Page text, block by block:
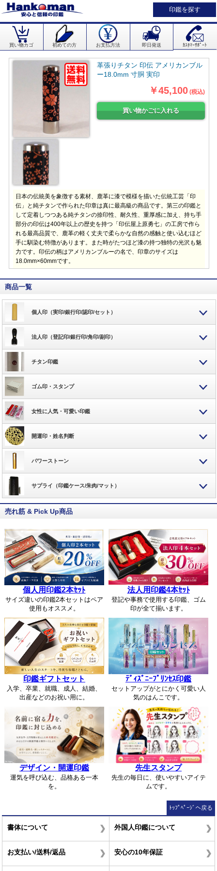
印鑑を探す
買い物カゴ 初めての方 お支払方法 即日発送 ｶｽﾀﾏｰｻﾎﾟｰﾄ
革張りチタン 印伝 アメリカンブル
ー18.0mm 寸胴 実印
￥45,100 (税込)
日本の伝統美を象徴する素材、鹿革に漆で模様を描いた伝統工芸「印
伝」と純チタンで作られた印章は真に最高級の商品です。第三の印鑑と
して定着しつつある純チタンの捺印性、耐久性、重厚感に加え、持ち手
部分の印伝は400年以上の歴史を持つ「印伝屋上原勇七」の工房で作ら
れる最高品質で、鹿革の軽く丈夫で柔らかな自然の感触と使い込むほど
手に馴染む特徴があります。また時がたつほど漆の持つ独特の光沢も魅
力です。印伝の柄はアメリカンブルーの名で、印章のサイズは
18.0mm×60mmです。
商品一覧
個人印（実印/銀行印/認印/セット）
法人印（登記印/銀行印/角印/副印）
チタン印鑑
ゴム印・スタンプ
女性に人気・可愛い印鑑
開運印・姓名判断
パワーストーン
サプライ（印鑑ケース/朱肉/マット）
売れ筋 & Pick Up商品
個人用印鑑2本ｾｯﾄ
サイズ違いの印鑑2本セットはペア
使用もオススメ。
法人用印鑑4本ｾｯﾄ
登記や事務で使用する印鑑、ゴム
印が全て揃います。
印鑑ギフトセット
入学、卒業、就職、成人、結婚、
出産などのお祝い用に。
ﾃﾞｨｽﾞﾆｰﾌﾟﾘﾝｾｽ印鑑
セットアップがとにかく可愛い人
気のはんこです。
デザイン・開運印鑑
運気を呼び込む、品格ある一本
を。
先生スタンプ
先生の毎日に、使いやすいアイテ
ムです。
ﾄｯﾌﾟﾍﾟｰｼﾞへ戻る
書体について 外国人印鑑について
お支払い/送料/返品 安心の10年保証